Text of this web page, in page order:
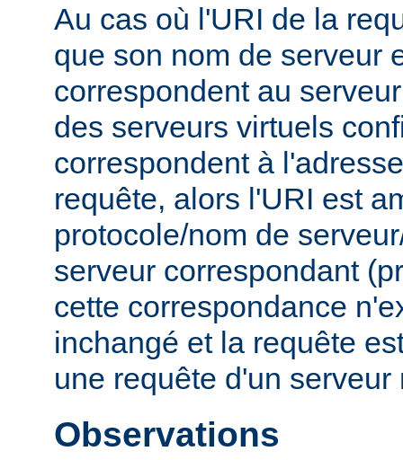
Au cas où l'URI de la
que son nom de serveur
correspondent au
des serveurs virtuels
correspondent à
requête, alors l'URI est
protocole/nom de
serveur correspondant
cette correspondance
inchangé et la requête
une requête d'un
Observations